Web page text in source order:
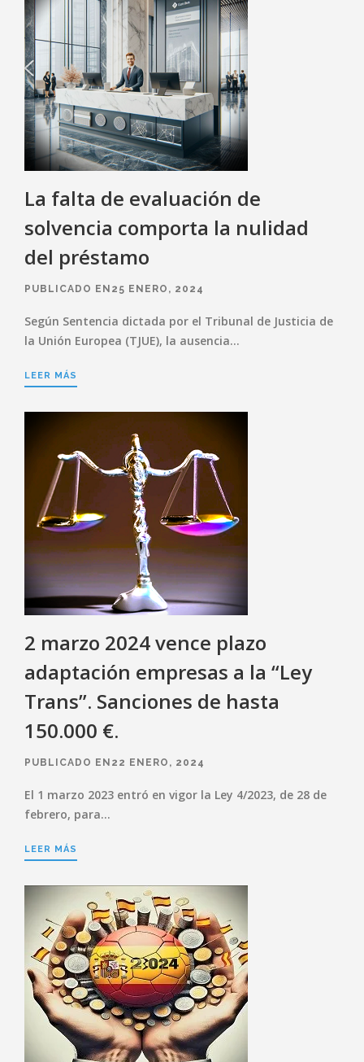
La falta de evaluación de
solvencia comporta la nulidad
del préstamo
PUBLICADO EN25 ENERO, 2024
Según Sentencia dictada por el Tribunal de Justicia de
la Unión Europea (TJUE), la ausencia…
LEER MÁS
2 marzo 2024 vence plazo
adaptación empresas a la “Ley
Trans”. Sanciones de hasta
150.000 €.
PUBLICADO EN22 ENERO, 2024
El 1 marzo 2023 entró en vigor la Ley 4/2023, de 28 de
febrero, para…
LEER MÁS